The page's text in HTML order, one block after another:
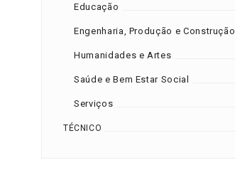
Educação
Engenharia, Produção e Construção
Humanidades e Artes
Saúde e Bem Estar Social
Serviços
TÉCNICO